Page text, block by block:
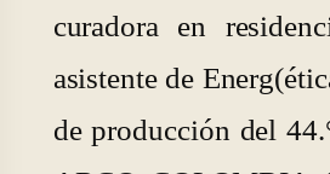
curadora en
asistente de
de producción del